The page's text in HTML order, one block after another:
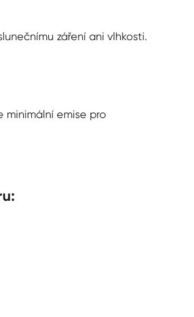
záření ani vlhkosti.
minimální emise pro